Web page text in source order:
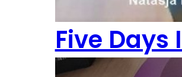
Five Days